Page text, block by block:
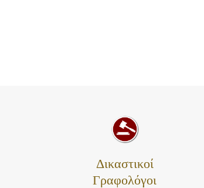
Δικαστικοί
Γραφολόγοι